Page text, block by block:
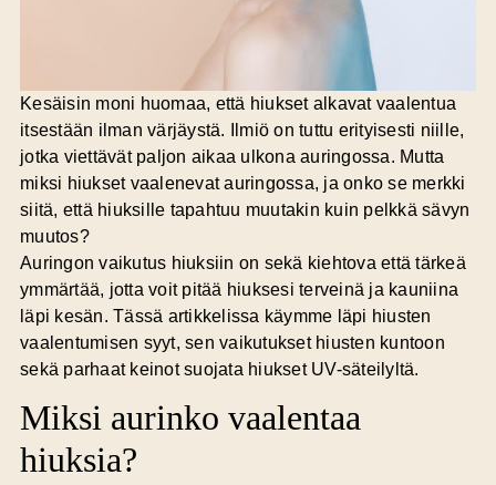
Kesäisin moni huomaa, että hiukset alkavat vaalentua
itsestään ilman värjäystä. Ilmiö on tuttu erityisesti niille,
jotka viettävät paljon aikaa ulkona auringossa. Mutta
miksi hiukset vaalenevat auringossa, ja onko se merkki
siitä, että hiuksille tapahtuu muutakin kuin pelkkä sävyn
muutos?
Auringon vaikutus hiuksiin on sekä kiehtova että tärkeä
ymmärtää, jotta voit pitää hiuksesi terveinä ja kauniina
läpi kesän. Tässä artikkelissa käymme läpi hiusten
vaalentumisen syyt, sen vaikutukset hiusten kuntoon
sekä parhaat keinot suojata hiukset UV-säteilyltä.
Miksi aurinko vaalentaa
hiuksia?